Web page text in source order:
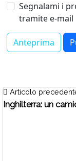
Segnalami i
tramite e-mail
Articolo
Inghilterra: un